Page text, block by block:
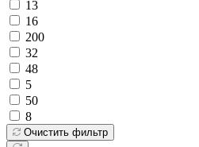
13
16
200
32
48
5
50
8
Очистить фильтр